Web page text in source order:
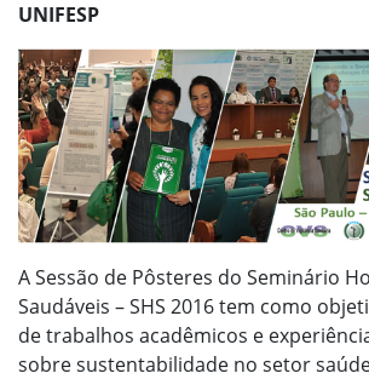
UNIFESP
A Sessão de Pôsteres do Seminário
Saudáveis – SHS 2016 tem como
de trabalhos acadêmicos e
sobre sustentabilidade no setor